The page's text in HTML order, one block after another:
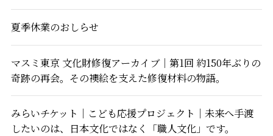
夏季休業のおしらせ
マスミ東京 文化財修復アーカイブ｜第1回 約150年ぶりの
奇跡の再会。その襖絵を支えた修復材料の物語。
みらいチケット｜こども応援プロジェクト｜未来へ手渡
したいのは、日本文化ではなく「職人文化」です。